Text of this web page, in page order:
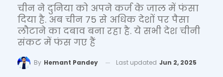
चीन ने दुनिया को अपने कर्ज के जाल में फंसा
दिया है. अब चीन 75 से अधिक देशों पर पैसा
लौटाने का दबाव बना रहा है. ये सभी देश चीनी
संकट में फंस गए हैं
By Hemant Pandey Last updated Jun 2, 2025